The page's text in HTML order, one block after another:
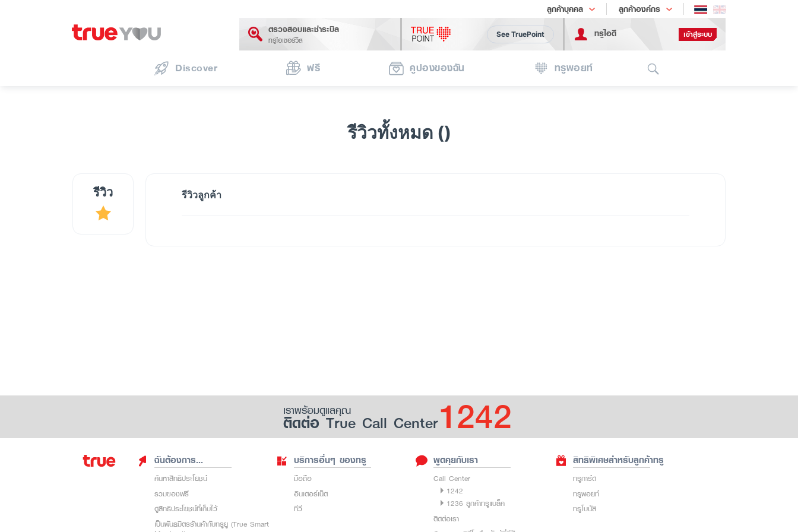
ลูกค้าบุคคล ลูกค้าองค์กร
เทรนด์เทคโนโลยี
ตรวจสอบและชำระบิล
ทรูไอเซอร์วิส
See TruePoint ทรูไอดี เข้าสู่ระบบ
Discover ฟรี คูปองของฉัน ทรูพอยท์
รีวิวทั้งหมด ()
รีวิว รีวิวลูกค้า
เราพร้อมดูแลคุณ
ติดต่อ True Call Center1242
ฉันต้องการ...
ค้นหาสิทธิประโยชน์
รวมของฟรี
ดูสิทธิประโยชน์ที่เก็บไว้
เป็นพันธมิตรร้านค้ากับทรูยู (True Smart
บริการอื่นๆ ของทรู
มือถือ
อินเตอร์เน็ต
ทีวี
พูดคุยกับเรา
Call Center
1242
1236 ลูกค้าทรูแบล็ค
ติดต่อเรา
สิทธิพิเศษสำหรับลูกค้าทรู
ทรูการ์ด
ทรูพอยท์
ทรูโบนัส